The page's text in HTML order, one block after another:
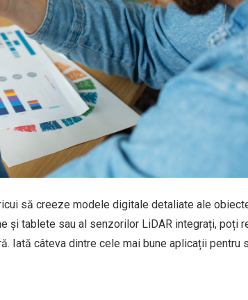
să creeze modele digitale detaliate ale
și tablete sau al senzorilor LiDAR integrați, poți
Iată câteva dintre cele mai bune aplicații pentru